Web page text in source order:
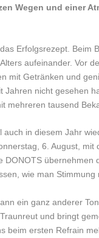
Wegen und einer
Erfolgsrezept. Beim
aufeinander. Vor
mit Getränken und
Jahren nicht gesehen
mehreren tausend
auch in diesem Jahr
6. August,
DONOTS
wie man Stimmung
ein ganz anderer
und bringt
beim ersten Refrain